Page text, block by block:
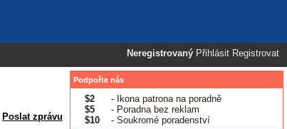
Neregistrovaný Přihlásit Registrovat
Poslat zprávu
Podpořte nás
$2
- Ikona patrona na poradně
$5
- Poradna bez reklam
$10
- Soukromé poradenství